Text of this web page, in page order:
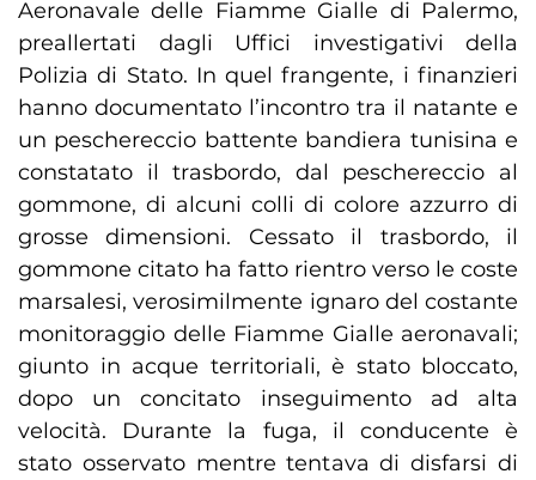
Aeronavale delle Fiamme Gialle di Palermo,
preallertati dagli Uffici investigativi della
Polizia di Stato. In quel frangente, i finanzieri
hanno documentato l’incontro tra il natante e
un peschereccio battente bandiera tunisina e
constatato il trasbordo, dal peschereccio al
gommone, di alcuni colli di colore azzurro di
grosse dimensioni. Cessato il trasbordo, il
gommone citato ha fatto rientro verso le coste
marsalesi, verosimilmente ignaro del costante
monitoraggio delle Fiamme Gialle aeronavali;
giunto in acque territoriali, è stato bloccato,
dopo un concitato inseguimento ad alta
velocità. Durante la fuga, il conducente è
stato osservato mentre tentava di disfarsi di